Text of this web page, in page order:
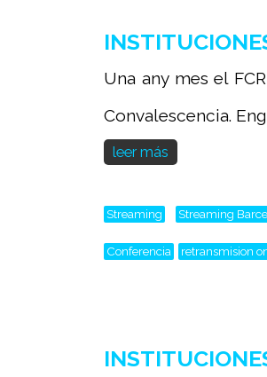
Una any mes el
Convalescencia.
leer más
Streaming Streaming
Conferencia retransmision